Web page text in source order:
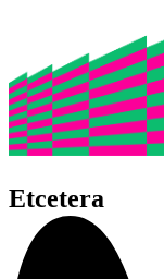
Etcetera